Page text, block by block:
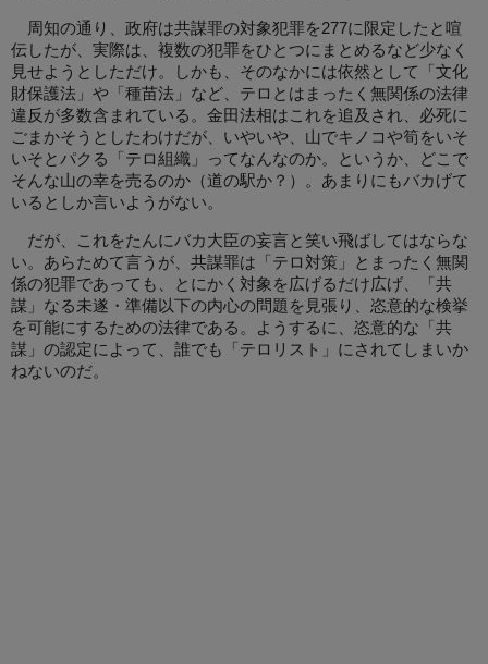
周知の通り、政府は共謀罪の対象犯罪を277に限定したと喧
伝したが、実際は、複数の犯罪をひとつにまとめるなど少なく
見せようとしただけ。しかも、そのなかには依然として「文化
財保護法」や「種苗法」など、テロとはまったく無関係の法律
違反が多数含まれている。金田法相はこれを追及され、必死に
ごまかそうとしたわけだが、いやいや、山でキノコや筍をいそ
いそとパクる「テロ組織」ってなんなのか。というか、どこで
そんな山の幸を売るのか（道の駅か？）。あまりにもバカげて
いるとしか言いようがない。
だが、これをたんにバカ大臣の妄言と笑い飛ばしてはならな
い。あらためて言うが、共謀罪は「テロ対策」とまったく無関
係の犯罪であっても、とにかく対象を広げるだけ広げ、「共
謀」なる未遂・準備以下の内心の問題を見張り、恣意的な検挙
を可能にするための法律である。ようするに、恣意的な「共
謀」の認定によって、誰でも「テロリスト」にされてしまいか
ねないのだ。